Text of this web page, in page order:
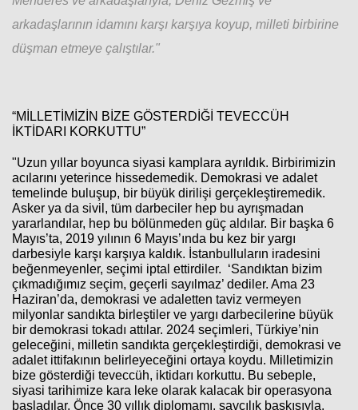
arkadaşlarının idamını karşı karşıya koyup, milleti birbirine
düşman etmeye çalıştılar."
“MİLLETİMİZİN BİZE GÖSTERDİĞİ TEVECCÜH
İKTİDARI KORKUTTU”
"Uzun yıllar boyunca siyasi kamplara ayrıldık. Birbirimizin
acılarını yeterince hissedemedik. Demokrasi ve adalet
temelinde buluşup, bir büyük dirilişi gerçekleştiremedik.
Asker ya da sivil, tüm darbeciler hep bu ayrışmadan
yararlandılar, hep bu bölünmeden güç aldılar. Bir başka 6
Mayıs’ta, 2019 yılının 6 Mayıs’ında bu kez bir yargı
darbesiyle karşı karşıya kaldık. İstanbulluların iradesini
beğenmeyenler, seçimi iptal ettirdiler. ‘Sandıktan bizim
çıkmadığımız seçim, geçerli sayılmaz’ dediler. Ama 23
Haziran’da, demokrasi ve adaletten taviz vermeyen
milyonlar sandıkta birleştiler ve yargı darbecilerine büyük
bir demokrasi tokadı attılar. 2024 seçimleri, Türkiye’nin
geleceğini, milletin sandıkta gerçekleştirdiği, demokrasi ve
adalet ittifakının belirleyeceğini ortaya koydu. Milletimizin
bize gösterdiği teveccüh, iktidarı korkuttu. Bu sebeple,
siyasi tarihimize kara leke olarak kalacak bir operasyona
başladılar. Önce 30 yıllık diplomamı, savcılık baskısıyla,